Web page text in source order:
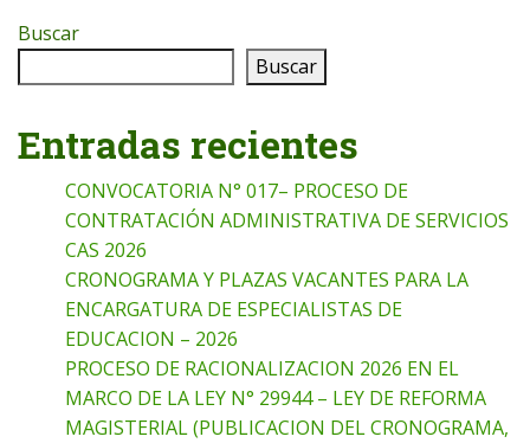
Buscar
Buscar
Entradas recientes
CONVOCATORIA N° 017– PROCESO DE
CONTRATACIÓN ADMINISTRATIVA DE SERVICIOS
CAS 2026
CRONOGRAMA Y PLAZAS VACANTES PARA LA
ENCARGATURA DE ESPECIALISTAS DE
EDUCACION – 2026
PROCESO DE RACIONALIZACION 2026 EN EL
MARCO DE LA LEY N° 29944 – LEY DE REFORMA
MAGISTERIAL (PUBLICACION DEL CRONOGRAMA,